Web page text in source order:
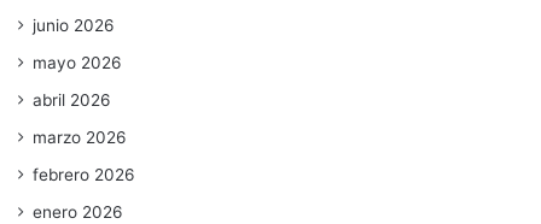
junio 2026
mayo 2026
abril 2026
marzo 2026
febrero 2026
enero 2026